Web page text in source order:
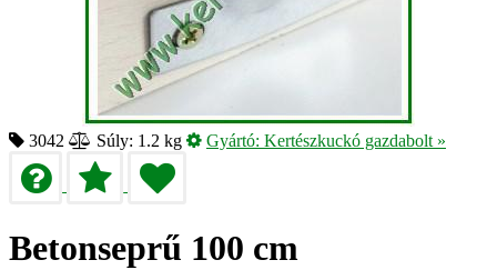
3042 Súly: 1.2 kg Gyártó: Kertészkuckó gazdabolt »
Betonseprű 100 cm